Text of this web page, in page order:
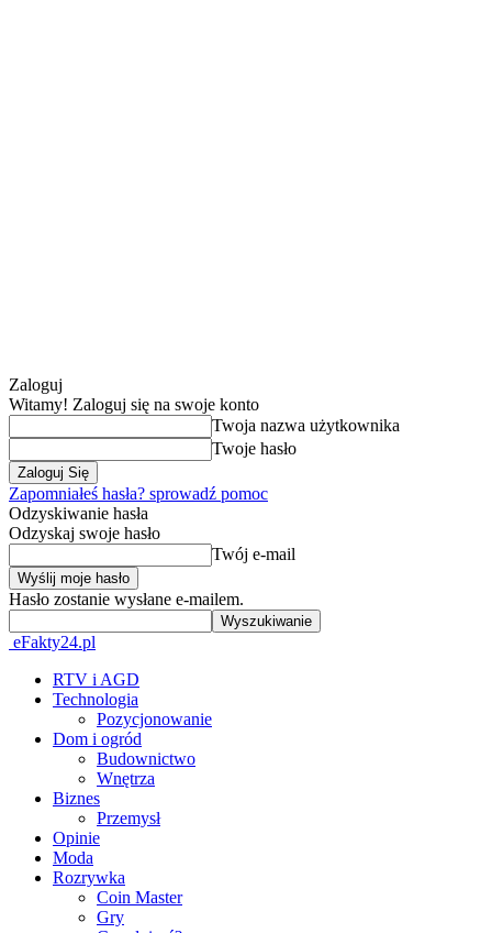
Zaloguj
Witamy! Zaloguj się na swoje konto
Twoja nazwa użytkownika
Twoje hasło
Zapomniałeś hasła? sprowadź pomoc
Odzyskiwanie hasła
Odzyskaj swoje hasło
Twój e-mail
Hasło zostanie wysłane e-mailem.
eFakty24.pl
RTV i AGD
Technologia
Pozycjonowanie
Dom i ogród
Budownictwo
Wnętrza
Biznes
Przemysł
Opinie
Moda
Rozrywka
Coin Master
Gry